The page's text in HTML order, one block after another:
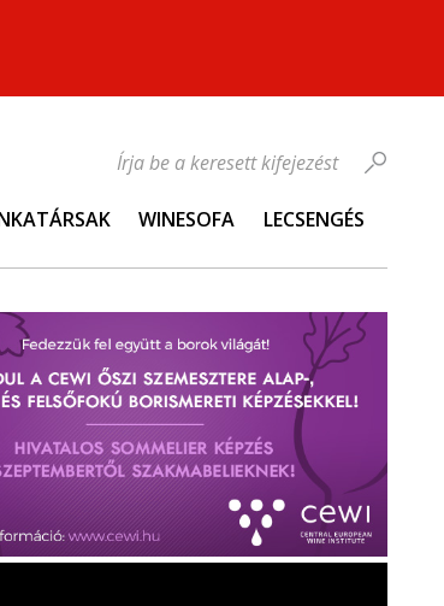
WINESOFA LECSENGÉS
Írja be a keresett kifejezést